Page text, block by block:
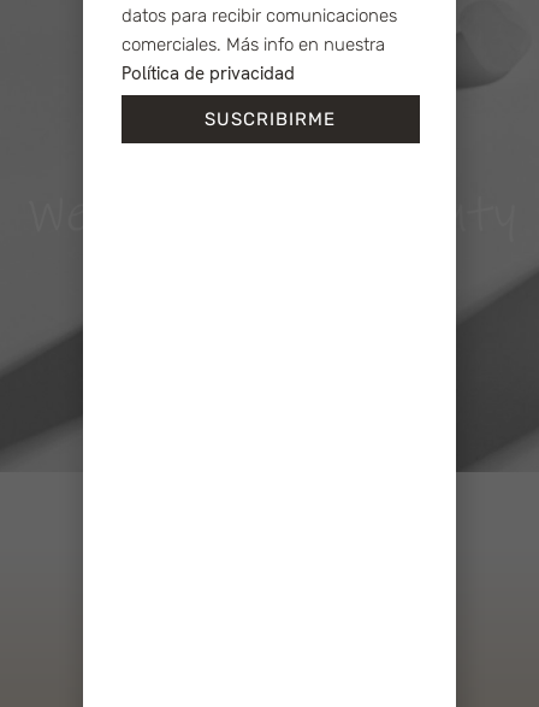
datos para recibir comunicaciones
comerciales. Más info en nuestra
Política de privacidad
SUSCRIBIRME